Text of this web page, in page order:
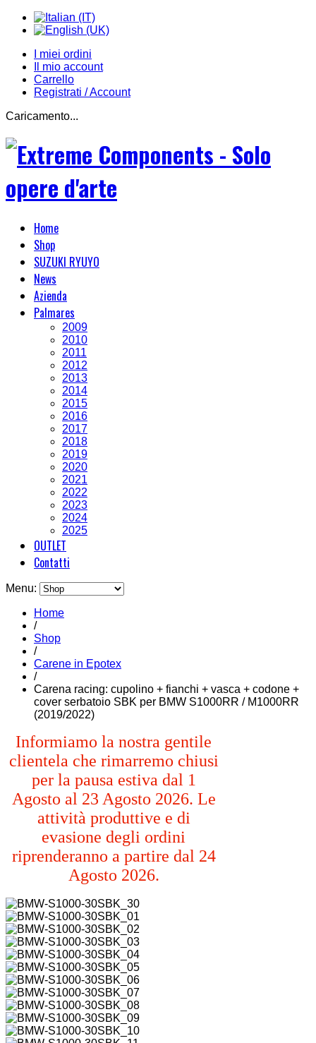
I miei ordini
Il mio account
Carrello
Registrati / Account
Caricamento...
Home
Shop
SUZUKI RYUYO
News
Azienda
Palmares
2009
2010
2011
2012
2013
2014
2015
2016
2017
2018
2019
2020
2021
2022
2023
2024
2025
OUTLET
Contatti
Menu:
Home
/
Shop
/
Carene in Epotex
/
Carena racing: cupolino + fianchi + vasca + codone +
cover serbatoio SBK per BMW S1000RR / M1000RR
(2019/2022)
Informiamo la nostra gentile
clientela che rimarremo chiusi
per la pausa estiva dal 1
Agosto al 23 Agosto 2026. Le
attività produttive e di
evasione degli ordini
riprenderanno a partire dal 24
Agosto 2026.